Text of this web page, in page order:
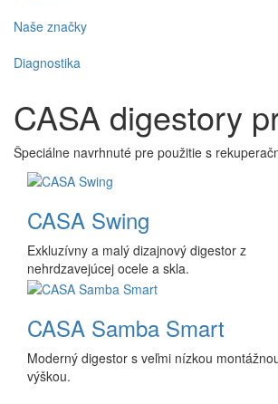
Naše značky
Diagnostika
CASA digestory
Špeciálne navrhnuté pre použitie s
CASA Swing
Exkluzívny a malý dizajnový digestor z
nehrdzavejúcej ocele a skla.
CASA Samba Smart
Moderný digestor s veľmi nízkou
výškou.